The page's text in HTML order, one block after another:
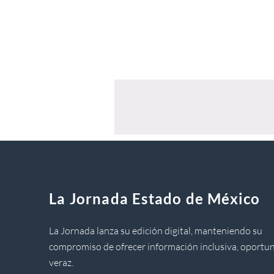
La Jornada Estado de México
La Jornada lanza su edición digital, manteniendo su
compromiso de ofrecer información inclusiva,
veraz.